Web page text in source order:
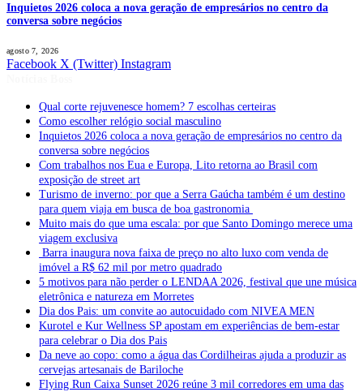
Inquietos 2026 coloca a nova geração de empresários no centro da
conversa sobre negócios
agosto 7, 2026
Facebook X (Twitter) Instagram
Qual corte rejuvenesce homem? 7 escolhas certeiras
Como escolher relógio social masculino
Inquietos 2026 coloca a nova geração de empresários no centro da
conversa sobre negócios
Com trabalhos nos Eua e Europa, Lito retorna ao Brasil com
exposição de street art
Turismo de inverno: por que a Serra Gaúcha também é um destino
para quem viaja em busca de boa gastronomia
Muito mais do que uma escala: por que Santo Domingo merece uma
viagem exclusiva
Barra inaugura nova faixa de preço no alto luxo com venda de
imóvel a R$ 62 mil por metro quadrado
5 motivos para não perder o LENDAA 2026, festival que une música
eletrônica e natureza em Morretes
Dia dos Pais: um convite ao autocuidado com NIVEA MEN
Kurotel e Kur Wellness SP apostam em experiências de bem-estar
para celebrar o Dia dos Pais
Da neve ao copo: como a água das Cordilheiras ajuda a produzir as
cervejas artesanais de Bariloche
Flying Run Caixa Sunset 2026 reúne 3 mil corredores em uma das